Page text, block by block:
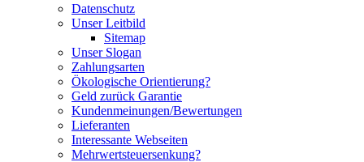
Datenschutz
Unser Leitbild
Sitemap
Unser Slogan
Zahlungsarten
Ökologische Orientierung?
Geld zurück Garantie
Kundenmeinungen/Bewertungen
Lieferanten
Interessante Webseiten
Mehrwertsteuersenkung?